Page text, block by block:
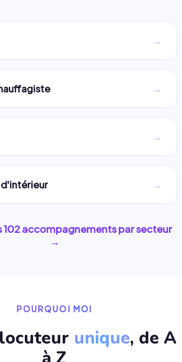
→
→
→
→
102accompagnements par secteur
→
POURQUOI MOI
unique, de A